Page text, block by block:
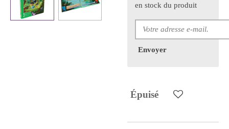
en stock du produit
Envoyer
Épuisé